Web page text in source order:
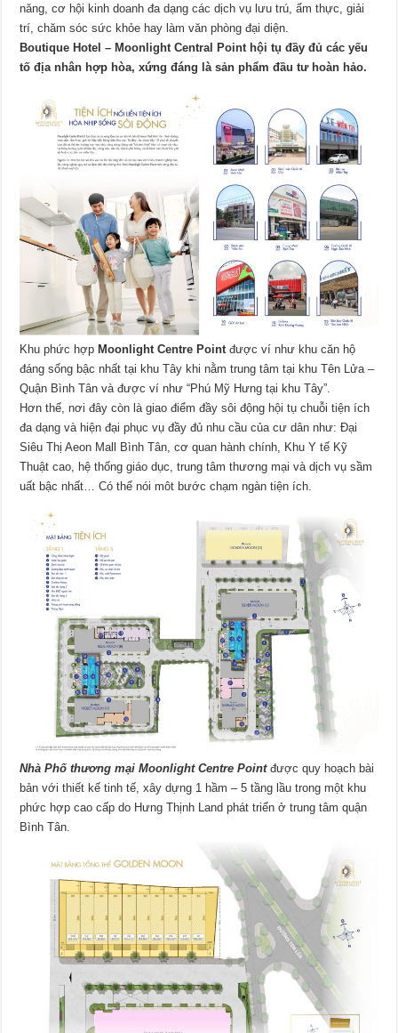
năng, cơ hội kinh doanh đa dạng các dịch vụ lưu trú, ẩm thực, giải
trí, chăm sóc sức khỏe hay làm văn phòng đại diện.
Boutique Hotel – Moonlight Central Point hội tụ đầy đủ các yếu
tố địa nhân hợp hòa, xứng đáng là sản phẩm đầu tư hoàn hảo.
Khu phức hợp Moonlight Centre Point được ví như khu căn hộ
đáng sống bậc nhất tại khu Tây khi nằm trung tâm tại khu Tên Lửa –
Quận Bình Tân và được ví như “Phú Mỹ Hưng tại khu Tây”.
Hơn thế, nơi đây còn là giao điểm đầy sôi động hội tụ chuỗi tiện ích
đa dạng và hiện đại phục vụ đầy đủ nhu cầu của cư dân như: Đại
Siêu Thị Aeon Mall Bình Tân, cơ quan hành chính, Khu Y tế Kỹ
Thuật cao, hệ thống giáo dục, trung tâm thương mại và dịch vụ sầm
uất bậc nhất… Có thể nói môt bước chạm ngàn tiện ích.
Nhà Phố thương mại Moonlight Centre Pointđược quy hoạch bài
bản với thiết kế tinh tế, xây dựng 1 hầm – 5 tầng lầu trong một khu
phức hợp cao cấp do Hưng Thịnh Land phát triển ở trung tâm quận
Bình Tân.